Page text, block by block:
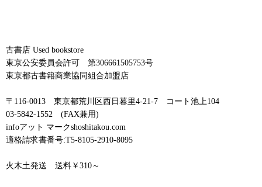
古書店 Used bookstore
東京公安委員会許可 第306661505753号
東京都古書籍商業協同組合加盟店
〒116-0013 東京都荒川区西日暮里4-21-7 コート池上104
03-5842-1552 (FAX兼用)
infoアット マークshoshitakou.com
適格請求書番号:T5-8105-2910-8095
火木土発送 送料￥310～